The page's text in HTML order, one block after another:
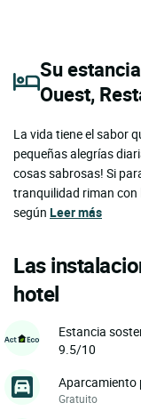
Su
Ouest,
La vida tiene el sabor
pequeñas alegrías
cosas sabrosas! Si
tranquilidad riman con
según Leer más
Las
hotel
Estancia
9.5/10
Aparcamiento
Gratuito